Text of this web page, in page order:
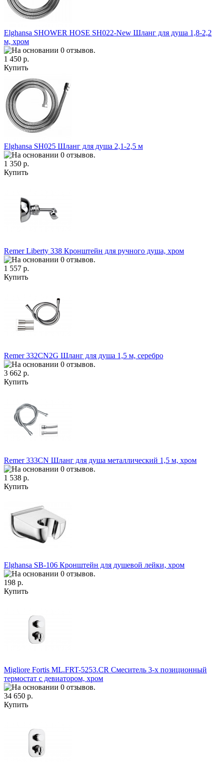
Elghansa SHOWER HOSE SH022-New Шланг для душа 1,8-2,2
м, хром
1 450 р.
Купить
Elghansa SH025 Шланг для душа 2,1-2,5 м
1 350 р.
Купить
Remer Liberty 338 Кронштейн для ручного душа, хром
1 557 р.
Купить
Remer 332CN2G Шланг для душа 1,5 м, серебро
3 662 р.
Купить
Remer 333CN Шланг для душа металлический 1,5 м, хром
1 538 р.
Купить
Elghansa SB-106 Кронштейн для душевой лейки, хром
198 р.
Купить
Migliore Fortis ML.FRT-5253.CR Смеситель 3-х позиционный
термостат с девиатором, хром
34 650 р.
Купить